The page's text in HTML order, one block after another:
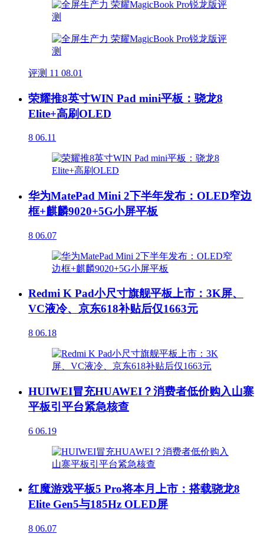
评测 11 08.01
荣耀推8英寸WIN Pad mini平板：骁龙8
Elite+高刷OLED
8 06.11
华为MatePad Mini 2下半年发布：OLED窄边
框+麒麟9020+5G小屏平板
8 06.07
Redmi K Pad小尺寸旗舰平板上市：3K屏、
VC液冷、京东618补贴后仅1663元
8 06.18
HUIWEI冒充HUAWEI？消费者低价购入山寨
平板引平台紧急核查
6 06.19
红魔游戏平板5 Pro将本月上市：搭载骁龙8
Elite Gen5与185Hz OLED屏
8 06.07